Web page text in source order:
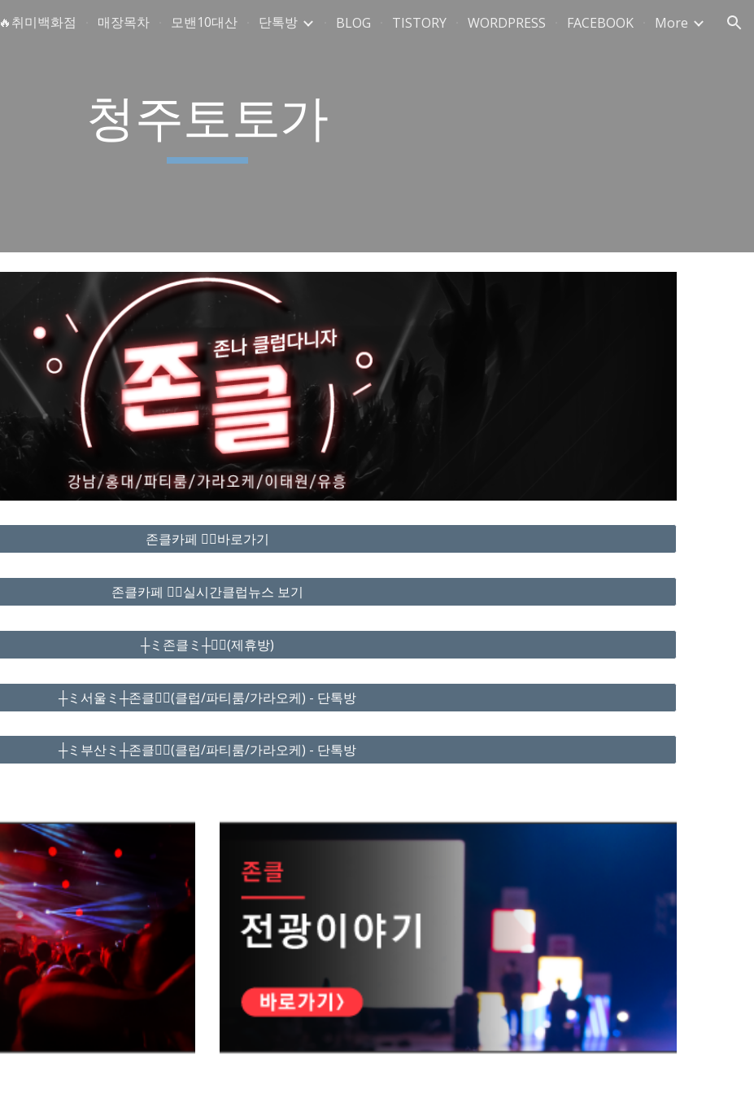
Skip to main content Skip to navigation
🔥취미백화점 매장목차 모밴10대산 단톡방 BLOG TISTORY WORDPRESS FACEBOOK More
청주토토가
존클카페 ❤️‍🔥바로가기
존클카페 ❤️‍🔥실시간클럽뉴스 보기
┼ミ존클ミ┼❤️‍🔥(제휴방)
┼ミ서울ミ┼존클❤️‍🔥(클럽/파티룸/가라오케) - 단톡방
┼ミ부산ミ┼존클❤️‍🔥(클럽/파티룸/가라오케) - 단톡방